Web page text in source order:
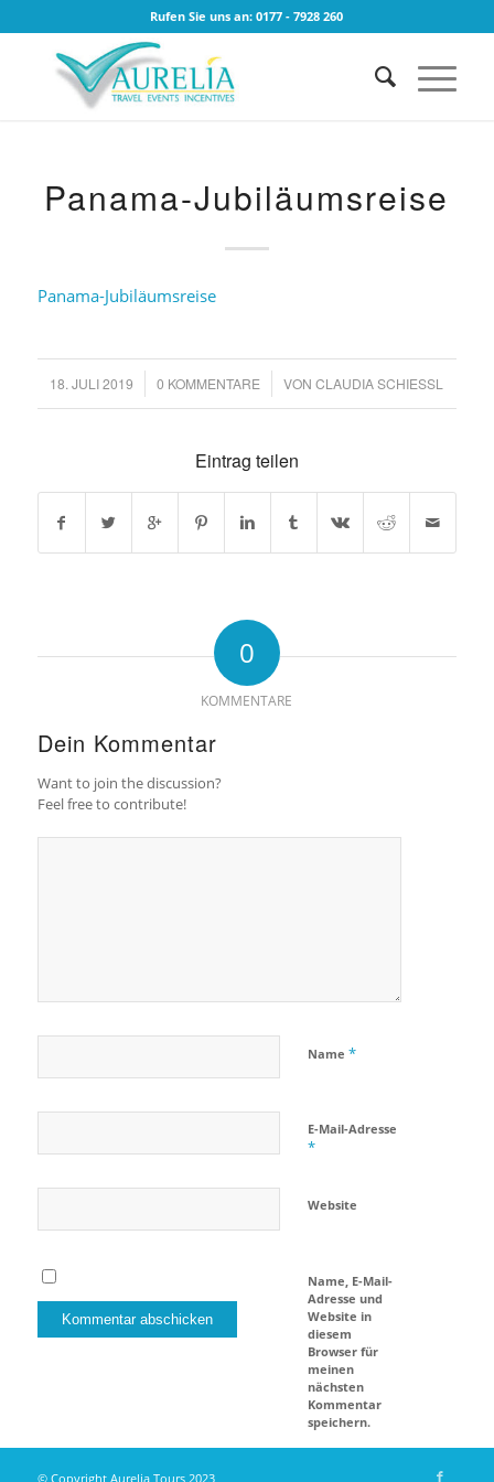
Rufen Sie uns an: 0177 - 7928 260
Panama-Jubiläumsreise
Panama-Jubiläumsreise
18. JULI 2019
/ 0 KOMMENTARE
/ VONCLAUDIA SCHIESSL
Eintrag teilen
0
KOMMENTARE
Dein Kommentar
Want to join the discussion?
Feel free to contribute!
Name *
E-Mail-Adresse
*
Website
Name, E-Mail-
Adresse und
Website in
diesem
Browser für
meinen
nächsten
Kommentar
speichern.
© Copyright Aurelia Tours 2023